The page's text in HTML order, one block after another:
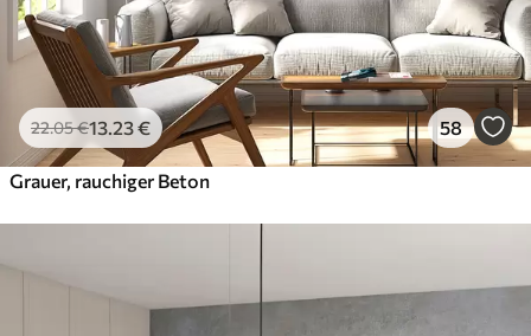
22.05€13 .23€ 58
Grauer, rauchiger Beton